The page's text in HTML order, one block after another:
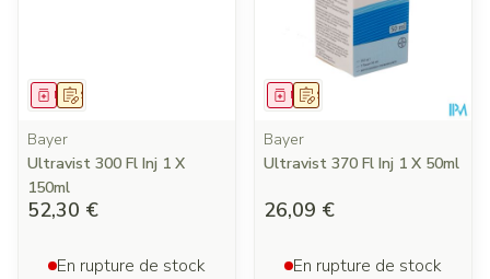
Sur prescription
Médicament
Bayer
Ultravist 300 Fl Inj 1 X
150ml
52,30 €
En rupture de stock
Sur prescription
Médicament
Bayer
Ultravist 370 Fl Inj 1 X 50ml
26,09 €
En rupture de stock